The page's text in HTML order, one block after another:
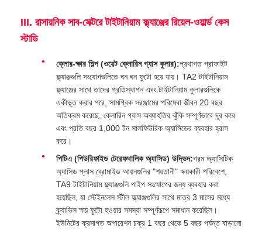
III. রাসায়নিক সাব-সেক্টরে টাইটানিয়াম ফ্ল্যাঞ্জের রিয়েল-ওয়ার্ল্ড কেস
স্টাডি
ক্লোর-ক্ষার শিল্প (ওয়েট ক্লোরিন গ্যাস কুলার):প্রথাগত গ্রাফাইট
ফ্ল্যাঞ্জগুলি সংযোগগুলিতে ঘন ঘন ফুটো হয়ে যায়। TA2 টাইটানিয়াম
ফ্ল্যাঞ্জের সাথে তাদের প্রতিস্থাপন এবং টাইটানিয়াম কুলারগুলিকে
একীভূত করার পরে, সামগ্রিক সরঞ্জামের পরিষেবা জীবন 20 বছর
অতিক্রম করেছে, ক্লোরিন গ্যাস অব্যাহতির ঝুঁকি সম্পূর্ণভাবে দূর করে
এবং প্রতি বছর 1,000 টন সালফিউরিক অ্যাসিডের ব্যবহার হ্রাস
করে।
পিটিএ (পিউরিফাইড টেরেফথালিক অ্যাসিড) উদ্ভিদ:গরম অ্যাসিটিক
অ্যাসিড প্লাস ব্রোমাইড আয়নগুলির "শয়তানী" ক্ষয়কারী পরিবেশে,
TA9 টাইটানিয়াম ফ্ল্যাঞ্জগুলি পাইপ সংযোগের জন্য ব্যবহার করা
হয়েছিল, যা স্টেইনলেস স্টীল ফ্ল্যাঞ্জগুলির সাথে মাত্র 3 মাসের মধ্যে
ক্র্যাভিস ক্ষয় ফুটো হওয়ার সমস্যা সম্পূর্ণরূপে সমাধান করেছিল।
ইউনিটের ক্রমাগত অপারেশন চক্র 1 বছর থেকে 5 বছর পর্যন্ত বাড়ানো